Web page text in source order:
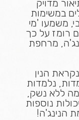
מדויק
במשימות
משמעו 'מי
רומז על כך
מרחפת
הנין
נלמדות
ללא נשק,
נוספות
הנינג'ה!